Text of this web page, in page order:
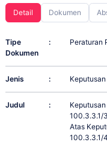
Detail Dokumen
Tipe
Dokumen
: Peraturan
Jenis :
Judul :
100.3.3.1/
Atas
100.3.3.1/